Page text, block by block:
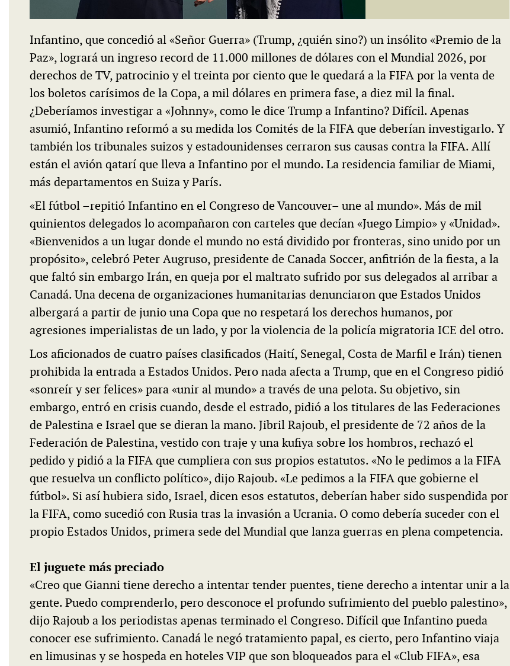
Infantino, que concedió al «Señor Guerra» (Trump, ¿quién sino?) un insólito «Premio de la
Paz», logrará un ingreso record de 11.000 millones de dólares con el Mundial 2026, por
derechos de TV, patrocinio y el treinta por ciento que le quedará a la FIFA por la venta de
los boletos carísimos de la Copa, a mil dólares en primera fase, a diez mil la final.
¿Deberíamos investigar a «Johnny», como le dice Trump a Infantino? Difícil. Apenas
asumió, Infantino reformó a su medida los Comités de la FIFA que deberían investigarlo. Y
también los tribunales suizos y estadounidenses cerraron sus causas contra la FIFA. Allí
están el avión qatarí que lleva a Infantino por el mundo. La residencia familiar de Miami,
más departamentos en Suiza y París.
«El fútbol –repitió Infantino en el Congreso de Vancouver– une al mundo». Más de mil
quinientos delegados lo acompañaron con carteles que decían «Juego Limpio» y «Unidad».
«Bienvenidos a un lugar donde el mundo no está dividido por fronteras, sino unido por un
propósito», celebró Peter Augruso, presidente de Canada Soccer, anfitrión de la fiesta, a la
que faltó sin embargo Irán, en queja por el maltrato sufrido por sus delegados al arribar a
Canadá. Una decena de organizaciones humanitarias denunciaron que Estados Unidos
albergará a partir de junio una Copa que no respetará los derechos humanos, por
agresiones imperialistas de un lado, y por la violencia de la policía migratoria ICE del otro.
Los aficionados de cuatro países clasificados (Haití, Senegal, Costa de Marfil e Irán) tienen
prohibida la entrada a Estados Unidos. Pero nada afecta a Trump, que en el Congreso pidió
«sonreír y ser felices» para «unir al mundo» a través de una pelota. Su objetivo, sin
embargo, entró en crisis cuando, desde el estrado, pidió a los titulares de las Federaciones
de Palestina e Israel que se dieran la mano. Jibril Rajoub, el presidente de 72 años de la
Federación de Palestina, vestido con traje y una kufiya sobre los hombros, rechazó el
pedido y pidió a la FIFA que cumpliera con sus propios estatutos. «No le pedimos a la FIFA
que resuelva un conflicto político», dijo Rajoub. «Le pedimos a la FIFA que gobierne el
fútbol». Si así hubiera sido, Israel, dicen esos estatutos, deberían haber sido suspendida por
la FIFA, como sucedió con Rusia tras la invasión a Ucrania. O como debería suceder con el
propio Estados Unidos, primera sede del Mundial que lanza guerras en plena competencia.
El juguete más preciado
«Creo que Gianni tiene derecho a intentar tender puentes, tiene derecho a intentar unir a la
gente. Puedo comprenderlo, pero desconoce el profundo sufrimiento del pueblo palestino»,
dijo Rajoub a los periodistas apenas terminado el Congreso. Difícil que Infantino pueda
conocer ese sufrimiento. Canadá le negó tratamiento papal, es cierto, pero Infantino viaja
en limusinas y se hospeda en hoteles VIP que son bloqueados para el «Club FIFA», esa